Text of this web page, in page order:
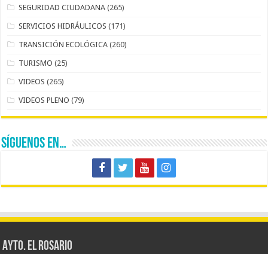
SEGURIDAD CIUDADANA (265)
SERVICIOS HIDRÁULICOS (171)
TRANSICIÓN ECOLÓGICA (260)
TURISMO (25)
VIDEOS (265)
VIDEOS PLENO (79)
SÍGUENOS EN…
AYTO. EL ROSARIO